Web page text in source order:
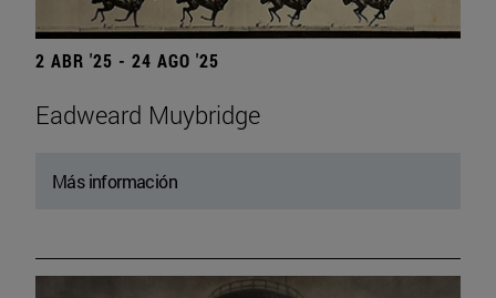
2 ABR '25 - 24 AGO '25
Eadweard Muybridge
Más información